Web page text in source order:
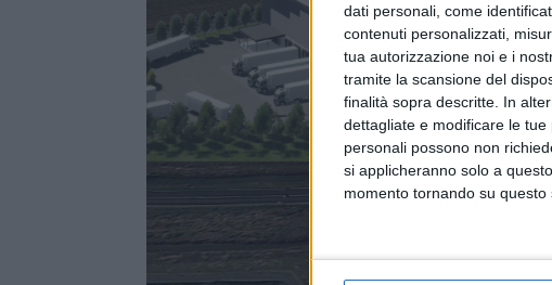
dati personali, come
contenuti personalizzati,
tua autorizzazione noi e i
tramite la scansione del
finalità sopra descritte. In
dettagliate e modificare le
personali possono non
si applicheranno solo a
momento tornando su questo